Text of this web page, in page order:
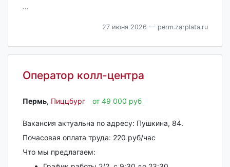
...
27 июня 2026 — perm.zarplata.ru
Оператор колл-центра
Пермь‎, Пиццбург от 49 000 руб
Вакансия актуальна по адресу: Пушкина, 84.
Почасовая оплата труда: 220 руб/час
Что мы предлагаем: